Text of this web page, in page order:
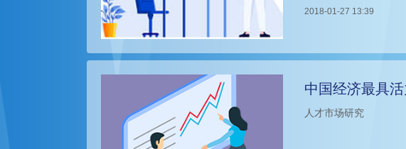
2018-01-27 13:39
中国经济最具
人才市场研究